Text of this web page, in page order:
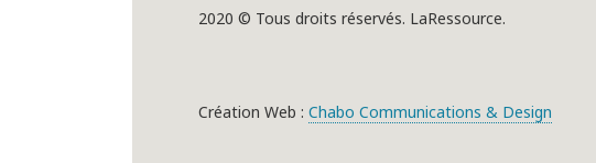
2020 © Tous droits réservés. LaRessource.
Création Web : Chabo Communications & Design